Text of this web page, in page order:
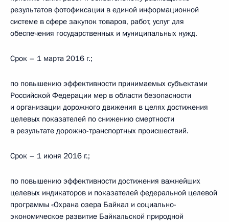
результатов фотофиксации в единой информационной
системе в сфере закупок товаров, работ, услуг для
обеспечения государственных и муниципальных нужд.
Срок – 1 марта 2016 г.;
по повышению эффективности принимаемых субъектами
Российской Федерации мер в области безопасности
и организации дорожного движения в целях достижения
целевых показателей по снижению смертности
в результате дорожно-транспортных происшествий.
Срок – 1 июня 2016 г.;
по повышению эффективности достижения важнейших
целевых индикаторов и показателей федеральной целевой
программы «Охрана озера Байкал и социально-
экономическое развитие Байкальской природной